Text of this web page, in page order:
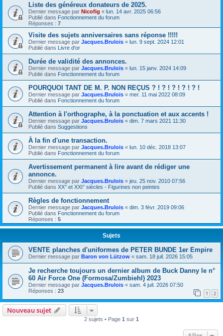
Liste des généreux donateurs de 2025.
Dernier message par Nicofig « lun. 14 avr. 2025 06:56
Publié dans Fonctionnement du forum
Réponses : 7
Visite des sujets anniversaires sans réponse !!!!!
Dernier message par Jacques.Brulois « lun. 9 sept. 2024 12:01
Publié dans Livre d'or
Durée de validité des annonces.
Dernier message par Jacques.Brulois « lun. 15 janv. 2024 14:09
Publié dans Fonctionnement du forum
POURQUOI TANT DE M. P. NON REÇUS ? ! ? ! ? ! ? ! ? !
Dernier message par Jacques.Brulois « mer. 11 mai 2022 08:09
Publié dans Fonctionnement du forum
Attention à l'orthographe, à la ponctuation et aux accents !
Dernier message par Jacques.Brulois « dim. 7 mars 2021 11:30
Publié dans Suggestions
À la fin d'une transaction.
Dernier message par Jacques.Brulois « lun. 10 déc. 2018 13:07
Publié dans Fonctionnement du forum
Avertissement permanent à lire avant de rédiger une
annonce.
Dernier message par Jacques.Brulois « jeu. 25 nov. 2010 07:56
Publié dans XX° et XXI° siècles - Figurines non peintes
Règles de fonctionnement
Dernier message par Jacques.Brulois « dim. 3 févr. 2019 09:06
Publié dans Fonctionnement du forum
Réponses : 5
Sujets
VENTE planches d'uniformes de PETER BUNDE 1er Empire
Dernier message par Baron von Lützow « sam. 18 juil. 2026 15:05
Je recherche toujours un dernier album de Buck Danny le n°
60 Air Force One (Formosa/Zumbiehl) 2023
Dernier message par Jacques.Brulois « sam. 4 juil. 2026 07:50
Réponses : 23 1 2
Nouveau sujet
2 sujets • Page 1 sur 1